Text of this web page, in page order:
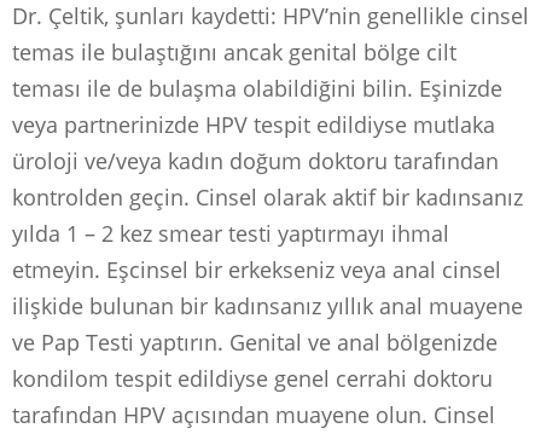
Dr. Çeltik, şunları kaydetti: HPV’nin genellikle cinsel
temas ile bulaştığını ancak genital bölge cilt
teması ile de bulaşma olabildiğini bilin. Eşinizde
veya partnerinizde HPV tespit edildiyse mutlaka
üroloji ve/veya kadın doğum doktoru tarafından
kontrolden geçin. Cinsel olarak aktif bir kadınsanız
yılda 1 – 2 kez smear testi yaptırmayı ihmal
etmeyin. Eşcinsel bir erkekseniz veya anal cinsel
ilişkide bulunan bir kadınsanız yıllık anal muayene
ve Pap Testi yaptırın. Genital ve anal bölgenizde
kondilom tespit edildiyse genel cerrahi doktoru
tarafından HPV açısından muayene olun. Cinsel